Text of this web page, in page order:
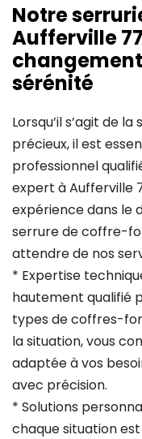
Notre
Aufferville
sérénité
Lorsqu’il s’agit de
précieux, il est
professionnel
expert à Aufferville
expérience dans le
serrure de coffre-
attendre de nos
* Expertise
hautement qualifié
types de coffres-
la situation, vous
adaptée à vos
avec précision.
* Solutions
chaque situation